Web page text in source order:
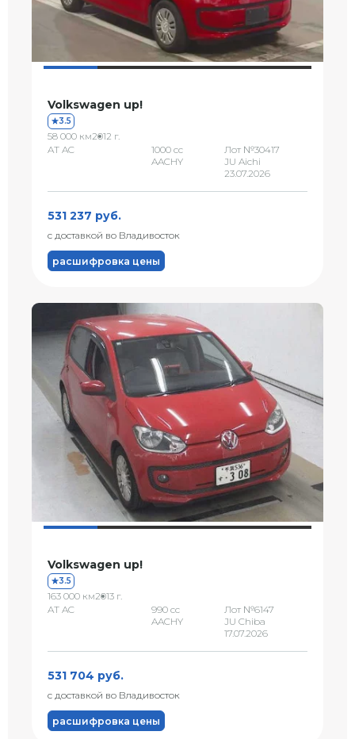
Volkswagen up!
3.5
58 000 км2012 г.
AT AC
1000 сс
AACHY
Лот №30417
JU Aichi
23.07.2026
531 237 руб.
с доставкой во Владивосток
расшифровка цены
Volkswagen up!
3.5
163 000 км2013 г.
AT AC
990 сс
AACHY
Лот №6147
JU Chiba
17.07.2026
531 704 руб.
с доставкой во Владивосток
расшифровка цены